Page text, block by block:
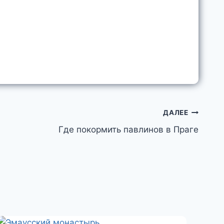
ДАЛЕЕ
Где покормить павлинов в Праге